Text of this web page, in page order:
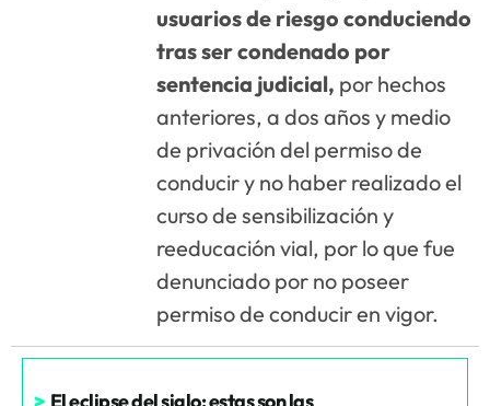
usuarios de riesgo conduciendo
tras ser condenado por
sentencia judicial, por hechos
anteriores, a dos años y medio
de privación del permiso de
conducir y no haber realizado el
curso de sensibilización y
reeducación vial, por lo que fue
denunciado por no poseer
permiso de conducir en vigor.